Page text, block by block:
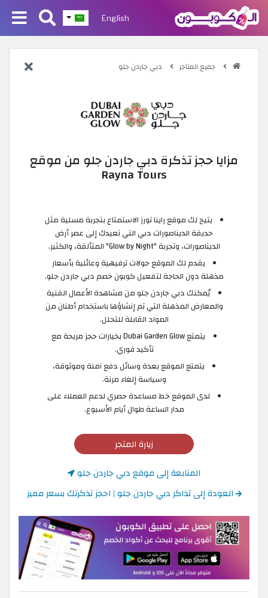
English
جميع المتاجر دبي جاردن جلو
مزايا حجز تذكرة دبي جاردن جلو من موقع
Rayna Tours
يتيح لك موقع راينا تورز الاستمتاع بتجربة مسلية مثل
حديقة الديناصورات دبي التي تعيدك إلى عصر أرض
الديناصورات، وتجربة "Glow by Night" المتألقة، والكثير.
يقدم لك الموقع جولات ترفيهية وعائلية بأسعار
مذهلة دون الحاجة لتفعيل كوبون خصم دبي جاردن جلو.
يُمكنك دبي جاردن جلو من مشاهدة الأعمال الفنية
والمعارض المذهلة التي تم إنشاؤها باستخدام أطنان من
المواد القابلة للتحلل.
يتمتع Dubai Garden Glow بخيارات حجز مريحة مع
تأكيد فوري.
يتمتع الموقع بعدة وسائل دفع آمنة وموثوقة،
وسياسة إلغاء مرنة.
لدى الموقع خط مساعدة حصري لدعم العملاء على
مدار الساعة طوال أيام الأسبوع.
زيارة المتجر
المتابعة إلى موقع دبي جاردن جلو
العودة إلى تذاكر دبي جاردن جلو | احجز تذكرتك بسعر مميز